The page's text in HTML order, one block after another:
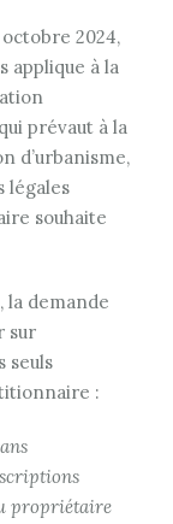
2024,
applique à la
prévaut à la
d’urbanisme,
légales
souhaite
la demande
sur
seuls
:
propriétaire